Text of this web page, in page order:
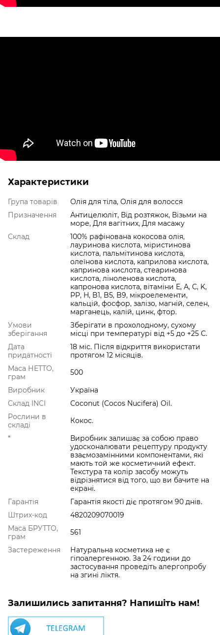
Характеристики
Група товарів
Олія для тіла, Олія для волосся
Призначення
Антицелюліт, Від розтяжок, Візьми на
море, Для вагітних, Для масажу
Склад
100% рафінована кокосова олія,
лауринова кислота, міристинова
кислота, пальмітинова кислота,
олеїнова кислота, каприлова кислота,
капринова кислота, стеаринова
кислота, ліноленова кислота,
капронова кислота, вітаміни Е, А, С, K,
PP, H, B1, B5, B9, мікроелементи,
кальцій, фосфор, залізо, магній, селен,
марганець, калій, цинк, фтор.
Умови
зберігання
Зберігати в прохолодному, сухому
місці при температурі від +5 до +25 С.
Дата
придатності
18 міс. Після відкриття використати
протягом 12 місяців.
Маса НЕТТО,
грам
500
Виробник
Україна
Cклад INCI
Coconut (Cocos Nucifera) Oil.
Рослини в
складі
Кокос.
*
Виробник залишає за собою право
удосконалювати рецептуру продукту
взаємозамінними компонентами, які
мають той же косметичний ефект.
Текстура та колір засобу можуть
відрізнятися від того, що ви бачите на
екрані.
Гарантія
Гарантія якості діє протягом 90 днів.
Штрих-код
4820209070019
Маса БРУТТО,
грам
561
Застереження
Натуральна косметика не є
гіпоалергенною. За 24 години до
застосування проведіть алергопробу
на згині ліктя.
Залишились запитання? Напишіть нам!